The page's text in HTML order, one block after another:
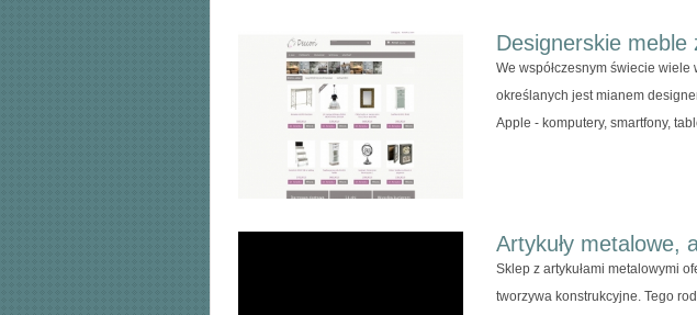
Designerskie
We współczesnym świecie
określanych jest mianem
Apple - komputery, smartfony,
Artykuły metalowe,
Sklep z artykułami metalowymi
tworzywa konstrukcyjne. Tego